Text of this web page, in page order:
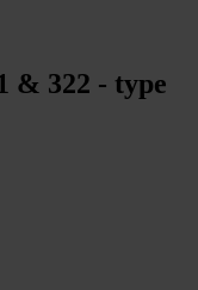
& 322 - type